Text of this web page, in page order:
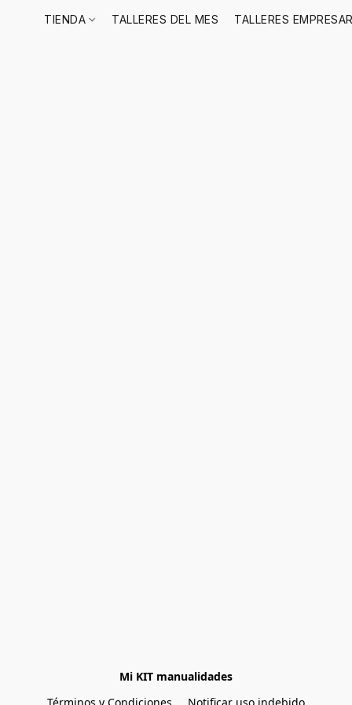
TIENDA TALLERES DEL MES TALLERES
Mi KIT manualidades